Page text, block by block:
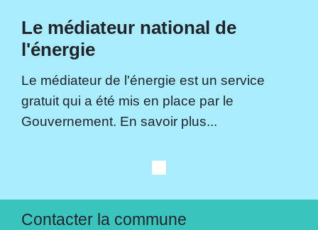
Le médiateur national de
l'énergie
Le médiateur de l'énergie est un service
gratuit qui a été mis en place par le
Gouvernement. En savoir plus...
Contacter la commune